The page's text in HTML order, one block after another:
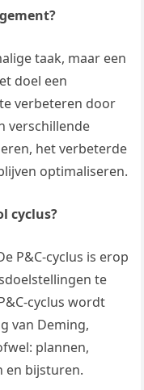
taak, maar een
doel een
verbeteren door
verschillende
het verbeterde
optimaliseren.
cyclus?
P&C-cyclus is erop
te
cyclus wordt
van Deming,
plannen,
en bijsturen.